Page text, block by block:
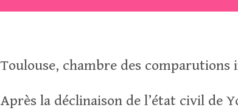
Toulouse, chambre des comparutions
Après la déclinaison de l’état civil de